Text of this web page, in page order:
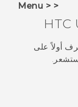
< < Menu
HTC
أولاً على